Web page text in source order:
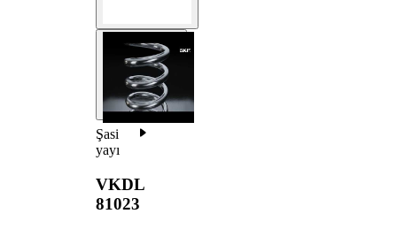
Şasi
yayı
VKDL
81023